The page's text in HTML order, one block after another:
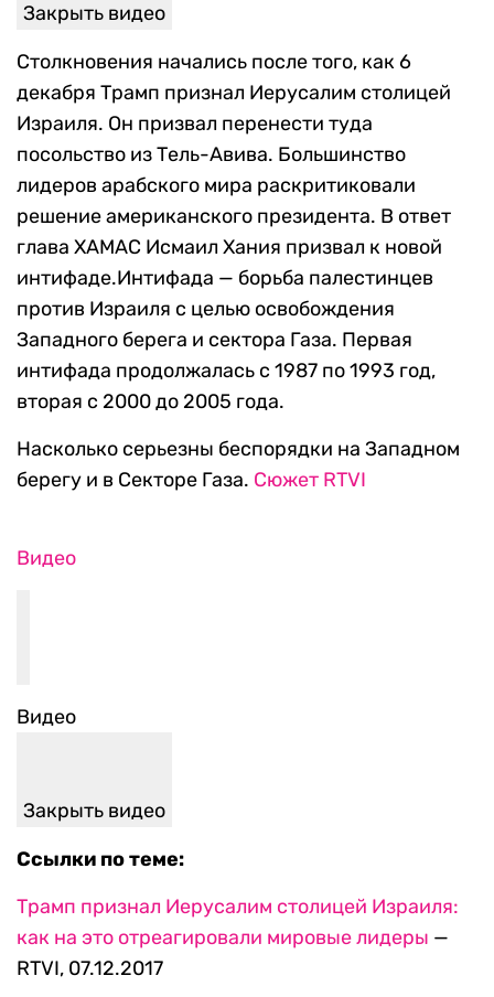
Закрыть видео
Столкновения начались после того, как 6
декабря Трамп признал Иерусалим столицей
Израиля. Он призвал перенести туда
посольство из Тель-Авива. Большинство
лидеров арабского мира раскритиковали
решение американского президента. В ответ
глава ХАМАС Исмаил Хания призвал к новой
интифаде.Интифада — борьба палестинцев
против Израиля с целью освобождения
Западного берега и сектора Газа. Первая
интифада продолжалась с 1987 по 1993 год,
вторая с 2000 до 2005 года.
Насколько серьезны беспорядки на Западном
берегу и в Секторе Газа. Сюжет RTVI
Видео
Видео
Закрыть видео
Ссылки по теме:
Трамп признал Иерусалим столицей Израиля:
как на это отреагировали мировые лидеры —
RTVI, 07.12.2017